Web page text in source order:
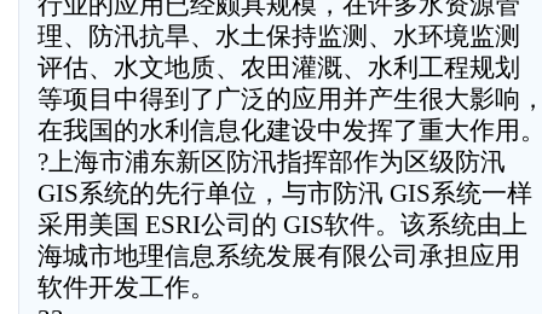
理、防汛抗旱、水土保持监测、水环境监测
评估、水文地质、农田灌溉、水利工程规划
等项目中得到了广泛的应用并产生很大影响
在我国的水利信息化建设中发挥了重大作用
?上海市浦东新区防汛指挥部作为区级防汛
GIS系统的先行单位，与市防汛 GIS系统一样
采用美国 ESRI公司的 GIS软件。该系统由上
海城市地理信息系统发展有限公司承担应用
软件开发工作。